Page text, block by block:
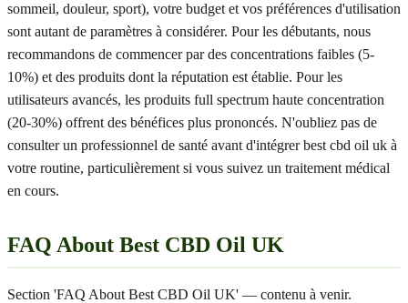
sommeil, douleur, sport), votre budget et vos préférences d'utilisation
sont autant de paramètres à considérer. Pour les débutants, nous
recommandons de commencer par des concentrations faibles (5-
10%) et des produits dont la réputation est établie. Pour les
utilisateurs avancés, les produits full spectrum haute concentration
(20-30%) offrent des bénéfices plus prononcés. N'oubliez pas de
consulter un professionnel de santé avant d'intégrer best cbd oil uk à
votre routine, particulièrement si vous suivez un traitement médical
en cours.
FAQ About Best CBD Oil UK
Section 'FAQ About Best CBD Oil UK' — contenu à venir.